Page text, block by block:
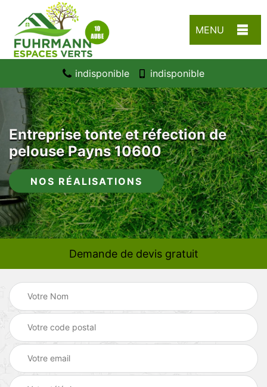
MENU
indisponible indisponible
Entreprise tonte et réfection de
pelouse Payns 10600
NOS RÉALISATIONS
Demande de devis gratuit